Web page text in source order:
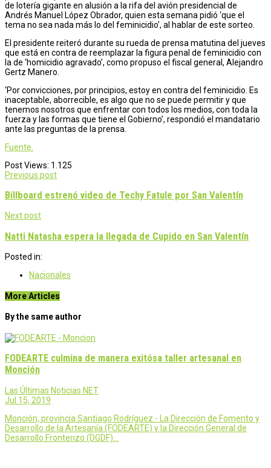
de lotería gigante en alusión a la rifa del avión presidencial de
Andrés Manuel López Obrador, quien esta semana pidió ‘que el
tema no sea nada más lo del feminicidio’, al hablar de este sorteo.
El presidente reiteró durante su rueda de prensa matutina del jueves
que está en contra de reemplazar la figura penal de feminicidio con
la de ‘homicidio agravado’, como propuso el fiscal general, Alejandro
Gertz Manero.
‘Por convicciones, por principios, estoy en contra del feminicidio. Es
inaceptable, aborrecible, es algo que no se puede permitir y que
tenemos nosotros que enfrentar con todos los medios, con toda la
fuerza y las formas que tiene el Gobierno’, respondió el mandatario
ante las preguntas de la prensa.
Fuente.
Post Views: 1.125
Post
navigation
Previous post
Billboard estrenó video de Techy Fatule por San Valentín
Next post
Natti Natasha espera la llegada de Cupido en San Valentín
Posted in:
Nacionales
More Articles
By the same author
FODEARTE culmina de manera exitósa taller artesanal en
Monción
Las Últimas Noticias NET
Jul 15, 2019
Monción, provincia Santiago Rodríguez.- La Dirección de Fomento y
Desarrollo de la Artesanía (FODEARTE) y la Dirección General de
Desarrollo Fronterizo (DGDF)…